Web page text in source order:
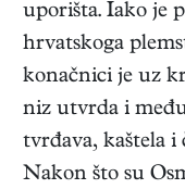
uporišta. Iako je
hrvatskoga
konačnici je uz
niz utvrda i
tvrđava, kaštela i
Nakon što su